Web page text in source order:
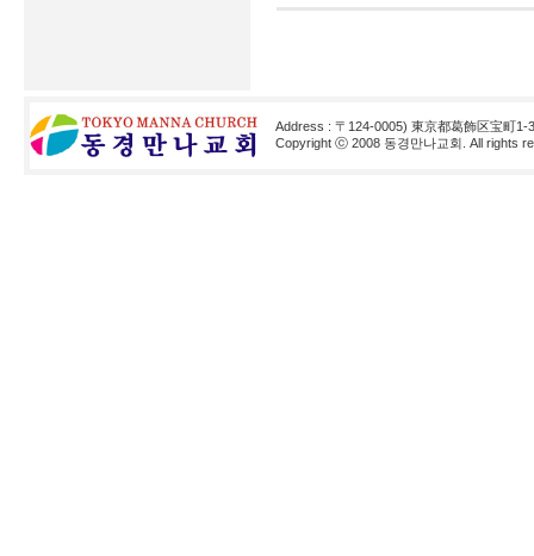
Address : 〒124-0005) 東京都葛飾区宝町1-
Copyright ⓒ 2008 동경만나교회. All rights